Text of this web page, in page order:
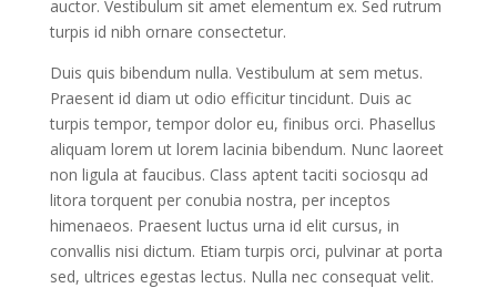
auctor. Vestibulum sit amet elementum ex. Sed rutrum
turpis id nibh ornare consectetur.
Duis quis bibendum nulla. Vestibulum at sem metus.
Praesent id diam ut odio efficitur tincidunt. Duis ac
turpis tempor, tempor dolor eu, finibus orci. Phasellus
aliquam lorem ut lorem lacinia bibendum. Nunc laoreet
non ligula at faucibus. Class aptent taciti sociosqu ad
litora torquent per conubia nostra, per inceptos
himenaeos. Praesent luctus urna id elit cursus, in
convallis nisi dictum. Etiam turpis orci, pulvinar at porta
sed, ultrices egestas lectus. Nulla nec consequat velit.